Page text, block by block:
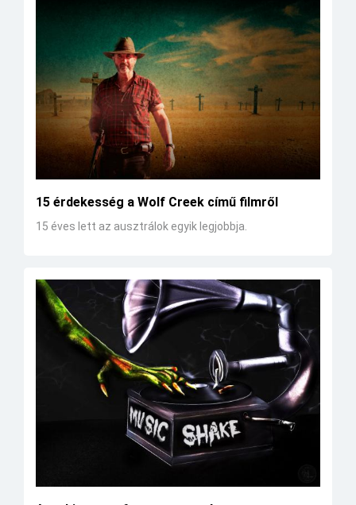
15 érdekesség a Wolf Creek című filmről
15 éves lett az ausztrálok egyik legjobbja.